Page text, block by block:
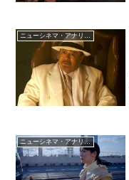
ニューシネマ・アナリティクス